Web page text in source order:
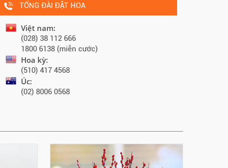
TỔNG ĐÀI ĐẶT HOA
Việt nam:
(028) 38 112 666
1800 6138 (miễn cước)
Hoa kỳ:
(510) 417 4568
Úc:
(02) 8006 0568